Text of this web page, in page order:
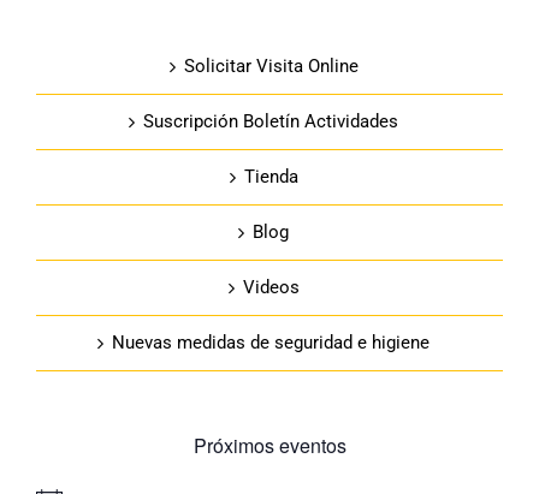
Solicitar Visita Online
Suscripción Boletín Actividades
Tienda
Blog
Videos
Nuevas medidas de seguridad e higiene
Próximos eventos